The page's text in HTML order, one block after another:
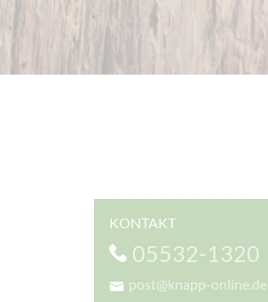
KONTAKT
05532-1320
post@knapp-online.de